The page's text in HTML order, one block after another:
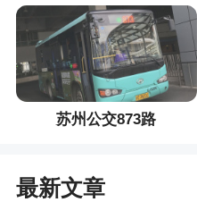
苏州公交873路
最新文章